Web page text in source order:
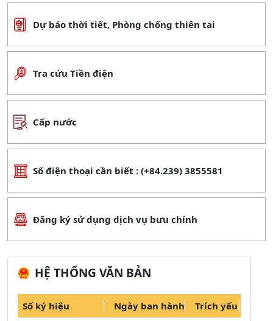
Dự báo thời tiết, Phòng chống thiên tai
Tra cứu Tiền điện
Cấp nước
Số điện thoại cần biết : (+84.239) 3855581
Đăng ký sử dụng dịch vụ bưu chính
HỆ THỐNG VĂN BẢN
Số ký hiệu Ngày ban hành Trích yếu